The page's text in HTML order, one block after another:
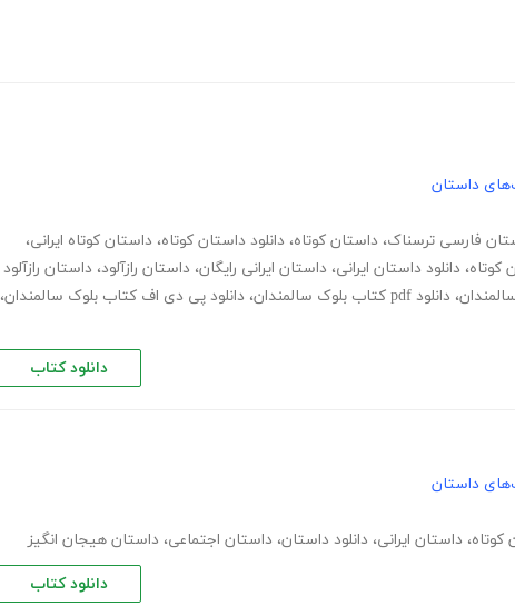
داستان
فارسی ترسناک، داستان کوتاه، دانلود داستان کوتاه، داستان کوتاه ایرانی،
کوتاه، دانلود داستان ایرانی، داستان ایرانی رایگان، داستان رازآلود، داستان رازآلود
، دانلود pdf کتاب بلوک سالمندان ، دانلود پی دی اف کتاب بلوک سالمندان،
دانلود کتاب
داستان
کوتاه، داستان ایرانی، دانلود داستان، داستان اجتماعی، داستان هیجان انگیز
دانلود کتاب